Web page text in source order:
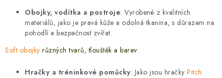
ZNAČKY
PRODEJNA
Obojky, vodítka a postroje: Vyrobené z kvalitních
materiálů, jako je pravá kůže a odolná tkanina, s důrazem na
pohodlí a bezpečnost zvířat.
Soft obojky různých tvarů, tlouštěk a barev.
Hračky a tréninkové pomůcky: Jako jsou hračky Pitch